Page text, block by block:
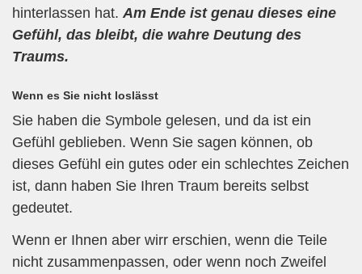
hinterlassen hat. Am Ende ist genau dieses eine
Gefühl, das bleibt, die wahre Deutung des
Traums.
Wenn es Sie nicht loslässt
Sie haben die Symbole gelesen, und da ist ein
Gefühl geblieben. Wenn Sie sagen können, ob
dieses Gefühl ein gutes oder ein schlechtes Zeichen
ist, dann haben Sie Ihren Traum bereits selbst
gedeutet.
Wenn er Ihnen aber wirr erschien, wenn die Teile
nicht zusammenpassen, oder wenn noch Zweifel